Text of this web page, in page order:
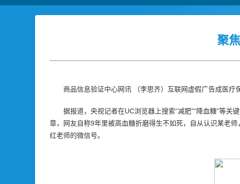
聚
商品信息验证中心网讯 （李思齐）互联网虚假广告成医疗
据报道，央视记者在UC浏览器上搜索“减肥”“降血糖”等
章，网友自称9年里被高血糖折磨得生不如死，自从认识某老
红老师的微信号。